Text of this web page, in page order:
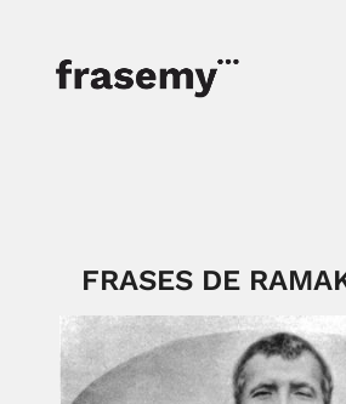
FRASES DE